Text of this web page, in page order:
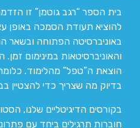
בית הספר “רגב גוטמן” זו
להוציא תעודת הסמכה באופן
באוניברסיטה הפתוחה ובשאר
והאוניברסיטאות במינימום
הוצאת ה”טפל” מהלימוד.
בדיוק מה שצריך כדי להצטיין
בקורסים הדיגיטליים שלנו,
חוברות תרגילים ביחד עם